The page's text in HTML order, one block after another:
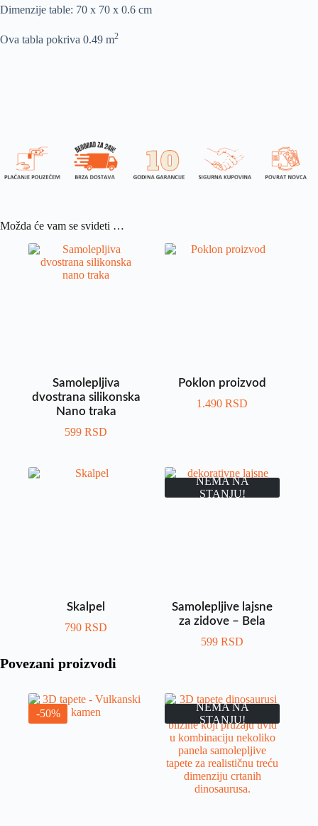
Dimenzije table: 70 x 70 x 0.6 cm
Ova tabla pokriva 0.49 m2
Možda će vam se svideti …
Samolepljiva
dvostrana silikonska
Nano traka
599RSD
Poklon proizvod
1.490RSD
Skalpel
790RSD
NEMA NA
STANJU!
Samolepljive lajsne
za zidove – Bela
599RSD
Povezani proizvodi
-50%
NEMA NA
STANJU!